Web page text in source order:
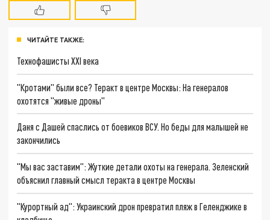
ЧИТАЙТЕ ТАКЖЕ:
Технофашисты XXI века
"Кротами" были все? Теракт в центре Москвы: На генералов
охотятся "живые дроны"
Даня с Дашей спаслись от боевиков ВСУ. Но беды для малышей не
закончились
"Мы вас заставим": Жуткие детали охоты на генерала. Зеленский
объяснил главный смысл теракта в центре Москвы
"Курортный ад": Украинский дрон превратил пляж в Геленджике в